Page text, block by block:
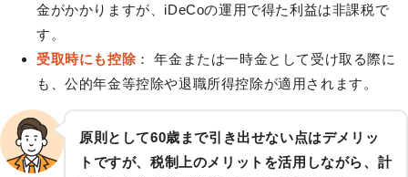
金がかかりますが、iDeCoの運用で得た利益は非課税で
す。
受取時にも控除 ： 年金または一時金として受け取る際に
も、公的年金等控除や退職所得控除が適用されます。
原則として60歳まで引き出せない点はデメリッ
トですが、税制上のメリットを活用しながら、計